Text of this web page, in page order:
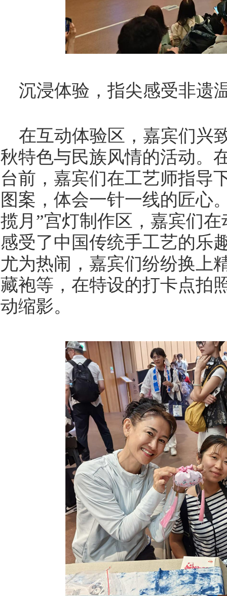
沉浸体验，指尖感受非遗
在互动体验区，嘉宾们兴
秋特色与民族风情的活动。
台前，嘉宾们在工艺师指导
图案，体会一针一线的匠心
揽月”宫灯制作区，嘉宾们
感受了中国传统手工艺的乐
尤为热闹，嘉宾们纷纷换上
藏袍等，在特设的打卡点拍
动缩影。